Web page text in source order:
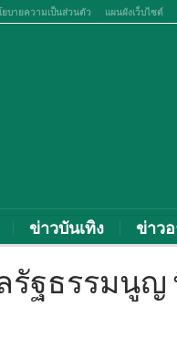
ยบายความเป็นส่วนตัว แผนผังเว็บไซต์
ข่าวบันเทิง ข่าว
รัฐธรรมนู